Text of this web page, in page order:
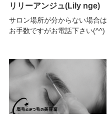
リリーアンジュ(Lily nge)
サロン場所が分からない場合は
お手数ですがお電話下さい(^^)